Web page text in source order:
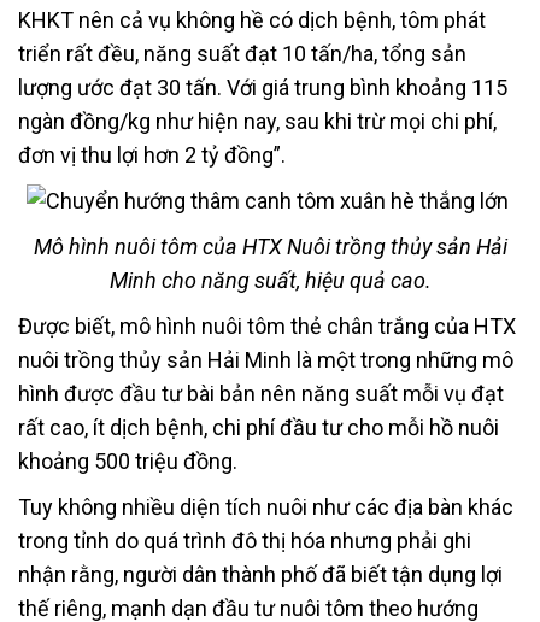
KHKT nên cả vụ không hề có dịch bệnh, tôm phát
triển rất đều, năng suất đạt 10 tấn/ha, tổng sản
lượng ước đạt 30 tấn. Với giá trung bình khoảng 115
ngàn đồng/kg như hiện nay, sau khi trừ mọi chi phí,
đơn vị thu lợi hơn 2 tỷ đồng”.
Mô hình nuôi tôm của HTX Nuôi trồng thủy sản Hải
Minh cho năng suất, hiệu quả cao.
Được biết, mô hình nuôi tôm thẻ chân trắng của HTX
nuôi trồng thủy sản Hải Minh là một trong những mô
hình được đầu tư bài bản nên năng suất mỗi vụ đạt
rất cao, ít dịch bệnh, chi phí đầu tư cho mỗi hồ nuôi
khoảng 500 triệu đồng.
Tuy không nhiều diện tích nuôi như các địa bàn khác
trong tỉnh do quá trình đô thị hóa nhưng phải ghi
nhận rằng, người dân thành phố đã biết tận dụng lợi
thế riêng, mạnh dạn đầu tư nuôi tôm theo hướng